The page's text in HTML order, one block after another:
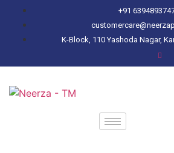
+91
K-Block, 110 Yashoda Nagar,